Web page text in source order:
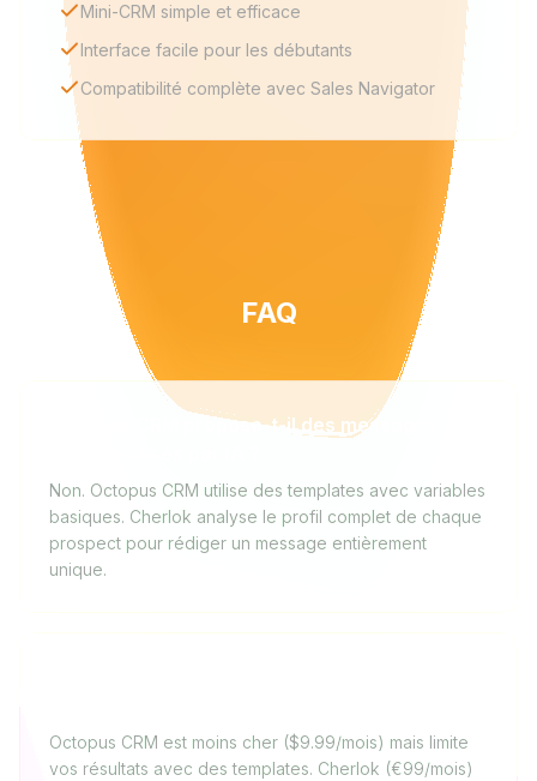
Mini-CRM simple et efficace
Interface facile pour les débutants
Compatibilité complète avec Sales Navigator
FAQ
Octopus CRM propose-t-il des messages
Non. Octopus CRM utilise des templates avec variables
basiques. Cherlok analyse le profil complet de chaque
prospect pour rédiger un message entièrement
unique.
Octopus CRM est moins cher ($9.99/mois) mais limite
vos résultats avec des templates. Cherlok (€99/mois)